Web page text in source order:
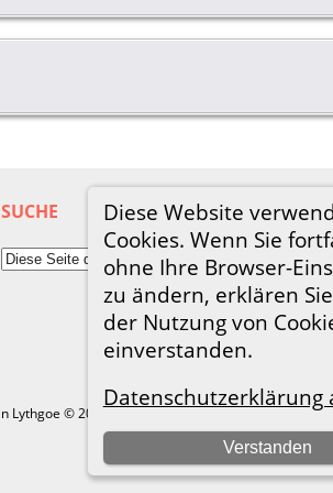
Diese Website
Cookies. Wenn Sie
ohne Ihre Browser-
zu ändern, erklären
der Nutzung von
einverstanden.
Datenschutzerklärung
Verstanden
SUCHE
Lythgoe © 2001-2026.